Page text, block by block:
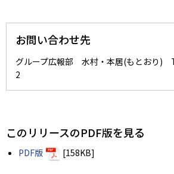
お問い合わせ先
グループ広報部 水村・本居(もとおり)
2
このリリースのPDF版を見る
PDF版 [158KB]